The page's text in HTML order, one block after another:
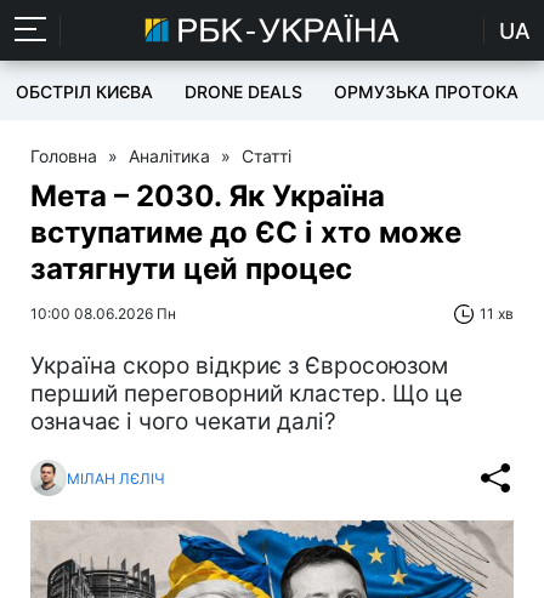
UA
ОБСТРІЛ КИЄВА DRONE DEALS ОРМУЗЬКА ПРОТОКА
Головна » Аналітика » Статті
Мета – 2030. Як Україна
вступатиме до ЄС і хто може
затягнути цей процес
10:00 08.06.2026 Пн 11 хв
Україна скоро відкриє з Євросоюзом
перший переговорний кластер. Що це
означає і чого чекати далі?
МІЛАН ЛЄЛІЧ